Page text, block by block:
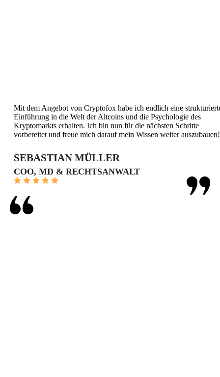
Mit dem Angebot von Cryptofox habe ich endlich eine
Einführung in die Welt der Altcoins und die Psychologie des
Kryptomarkts erhalten. Ich bin nun für die nächsten Schritte
vorbereitet und freue mich darauf mein Wissen weiter auszubauen!
SEBASTIAN MÜLLER
COO, MD & RECHTSANWALT